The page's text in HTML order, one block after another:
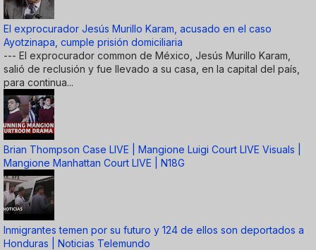
El exprocurador Jesús Murillo Karam, acusado en el caso
Ayotzinapa, cumple prisión domiciliaria
--- El exprocurador common de México, Jesús Murillo Karam,
salió de reclusión y fue llevado a su casa, en la capital del país,
para continua...
Brian Thompson Case LIVE | Mangione Luigi Court LIVE Visuals |
Mangione Manhattan Court LIVE | N18G
Inmigrantes temen por su futuro y 124 de ellos son deportados a
Honduras | Noticias Telemundo